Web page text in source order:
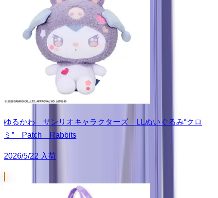
ゆるかわ サンリオキャラクターズ LLぬいぐるみ“クロ
ミ” Patch Rabbits
2026/5/22 入荷